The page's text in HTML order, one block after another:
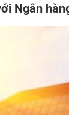
Ngân